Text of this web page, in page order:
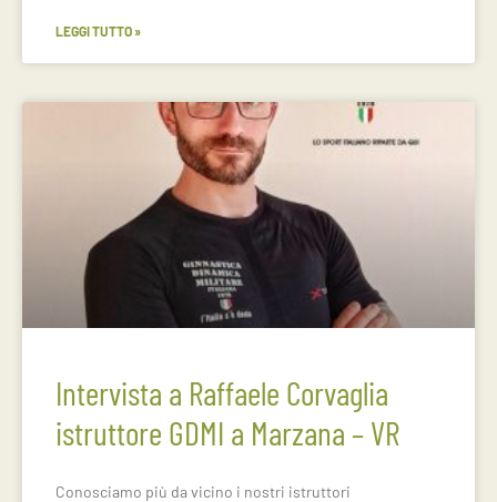
LEGGI TUTTO »
Intervista a Raffaele Corvaglia
istruttore GDMI a Marzana – VR
Conosciamo più da vicino i nostri istruttori